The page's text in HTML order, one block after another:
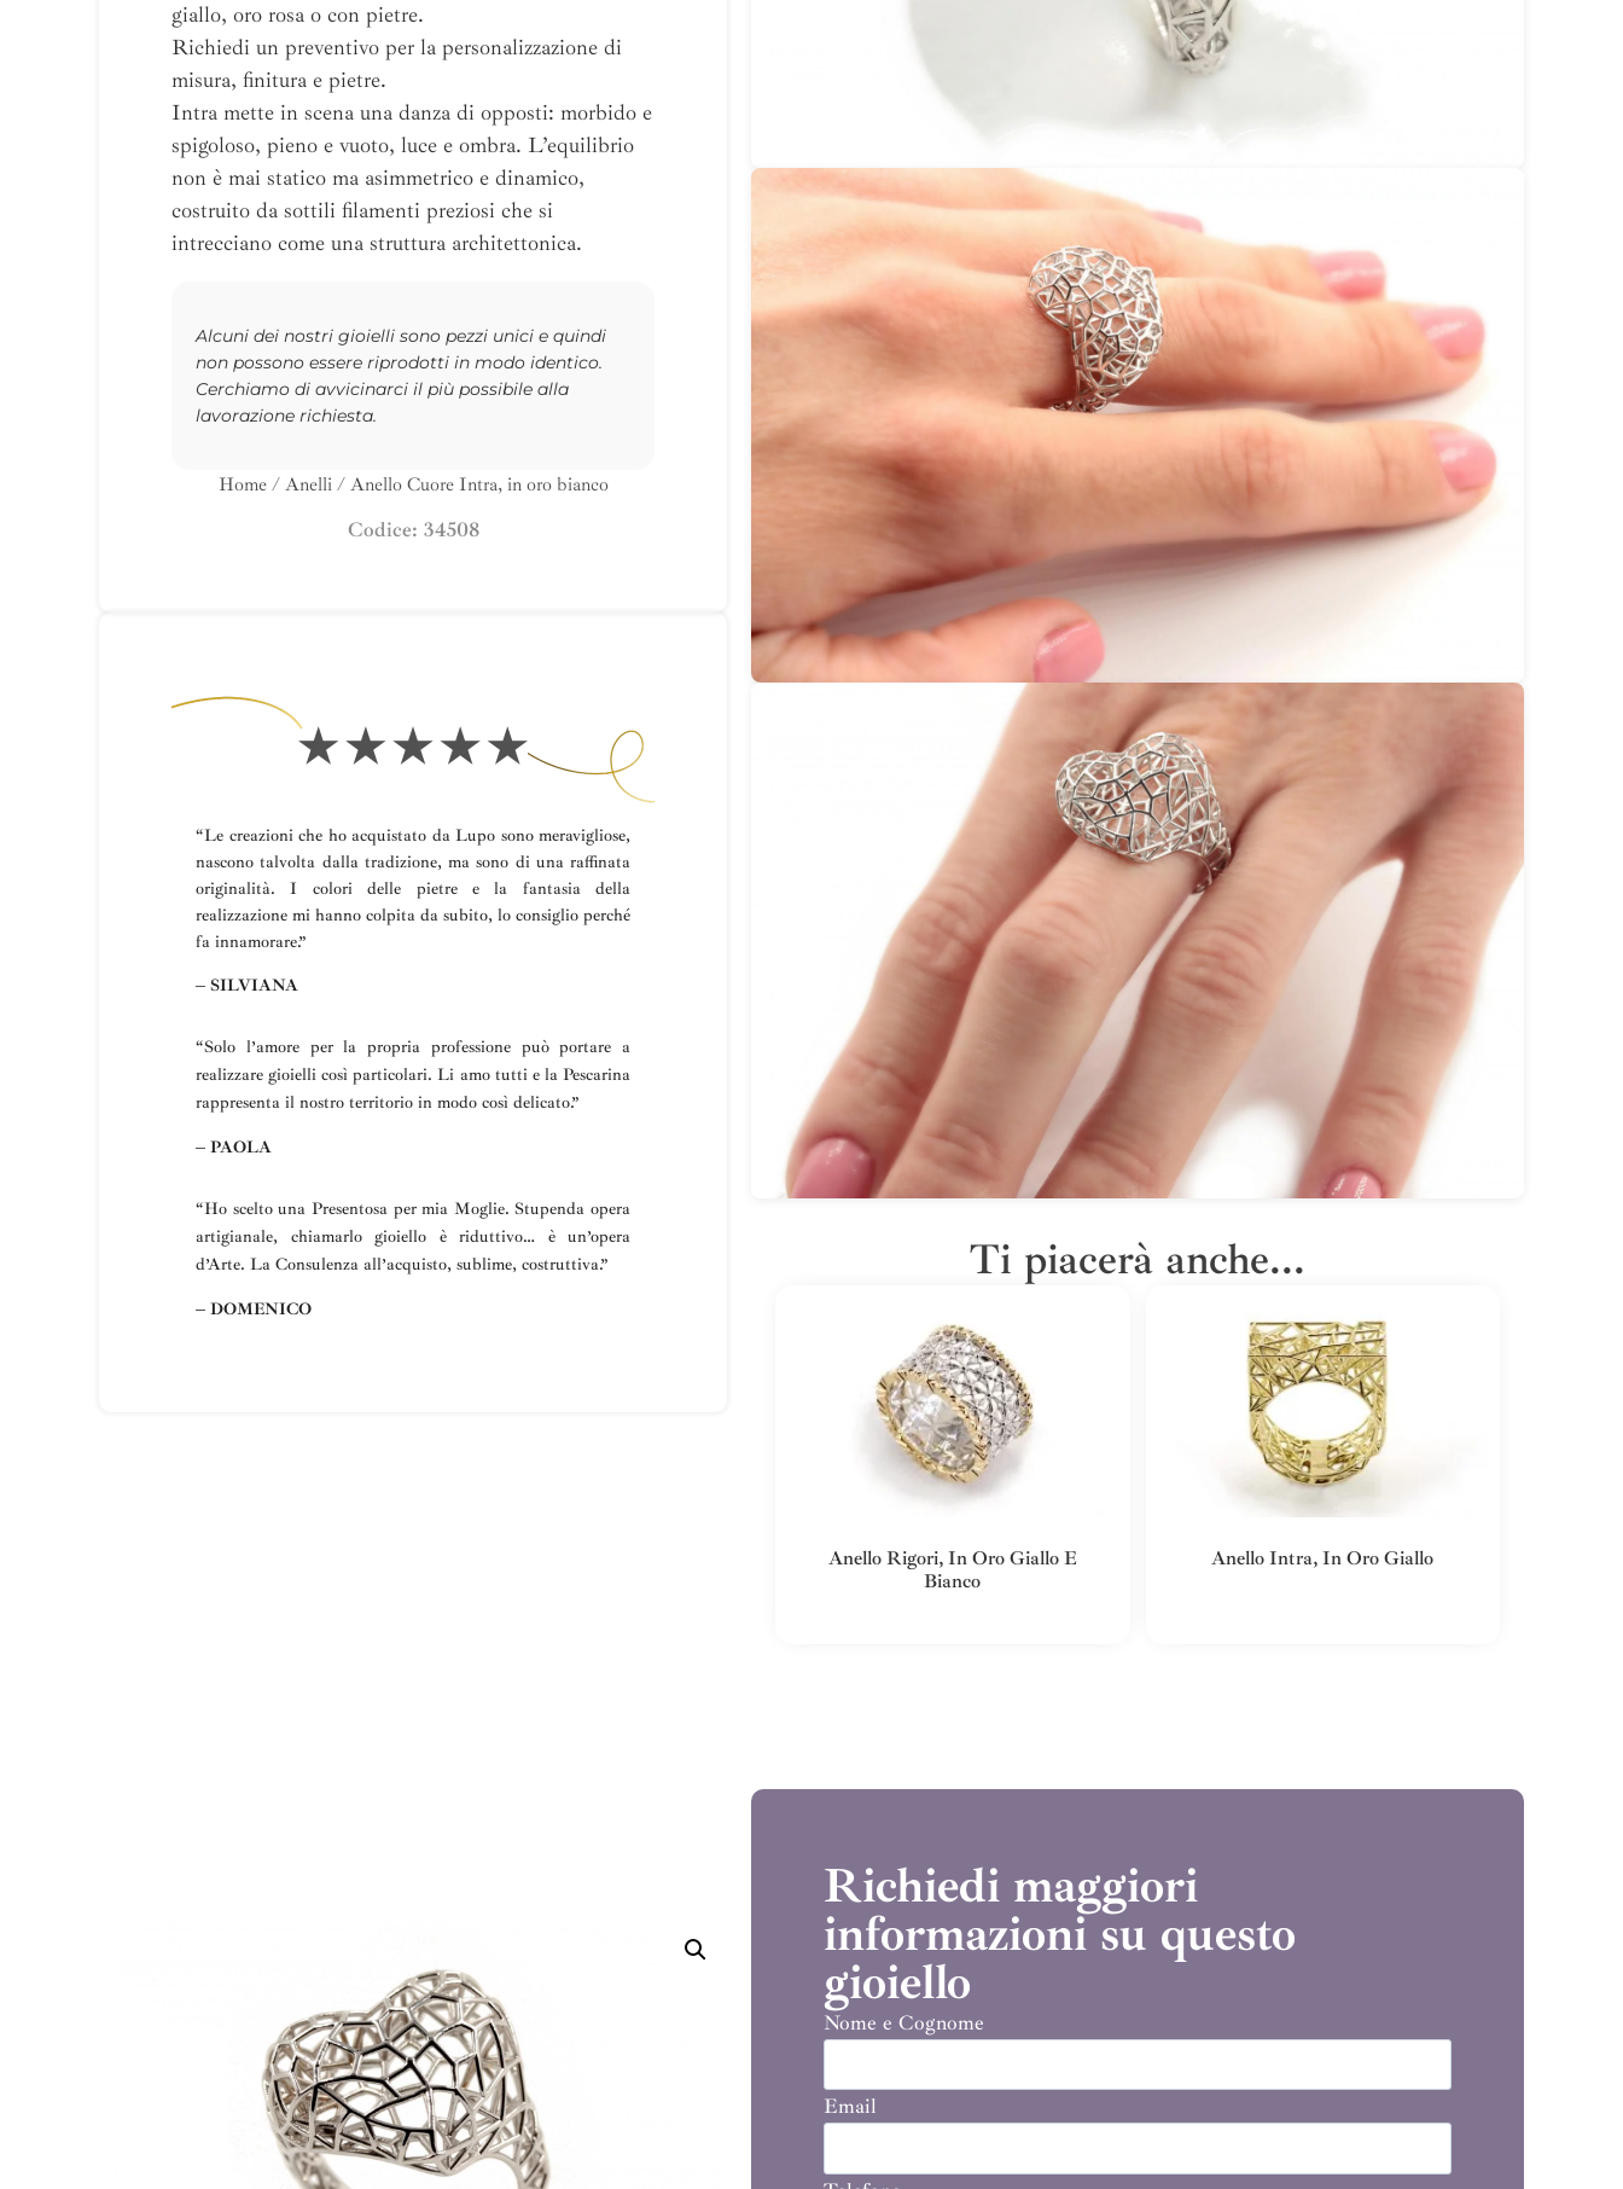
giallo, oro rosa o con pietre.
Richiedi un preventivo per la personalizzazione di
misura, finitura e pietre.
Intra mette in scena una danza di opposti: morbido e
spigoloso, pieno e vuoto, luce e ombra. L’equilibrio
non è mai statico ma asimmetrico e dinamico,
costruito da sottili filamenti preziosi che si
intrecciano come una struttura architettonica.
Alcuni dei nostri gioielli sono pezzi unici e quindi
non possono essere riprodotti in modo identico.
Cerchiamo di avvicinarci il più possibile alla
lavorazione richiesta.
Home/ Anelli/ Anello Cuore Intra, in oro bianco
Codice: 34508
“Le creazioni che ho acquistato da Lupo sono meravigliose,
nascono talvolta dalla tradizione, ma sono di una raffinata
originalità. I colori delle pietre e la fantasia della
realizzazione mi hanno colpita da subito, lo consiglio perché
fa innamorare.”
– SILVIANA
“Solo l’amore per la propria professione può portare a
realizzare gioielli così particolari.Li amo tutti e laPescarina
rappresenta il nostro territorio in modo così delicato.”
– PAOLA
“Ho scelto una Presentosa per mia Moglie.Stupenda opera
artigianale, chiamarlo gioiello è riduttivo… è un’opera
d’Arte. La Consulenza all’acquisto, sublime, costruttiva.”
– DOMENICO
Ti piacerà anche...
Anello Rigori, In Oro Giallo E
Bianco
Anello Intra, In Oro Giallo
Richiedi maggiori
informazioni su questo
gioiello
Nome e Cognome
Email